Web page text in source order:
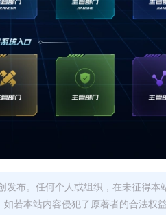
布。任何个人或组织，在未征得本
若本站内容侵犯了原著者的合法权